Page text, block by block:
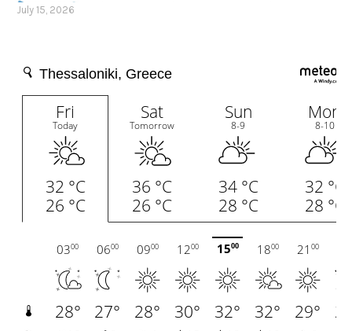
July 15, 2026